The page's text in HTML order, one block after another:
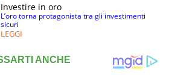
Investire in oro
L’oro torna protagonista tra gli investimenti
sicuri
LEGGI